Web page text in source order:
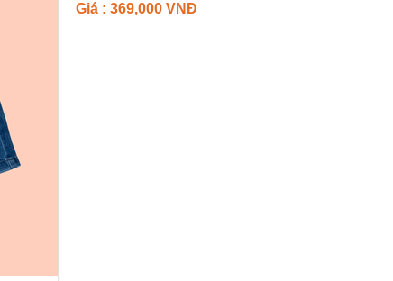
Giá : 369,000 VNĐ